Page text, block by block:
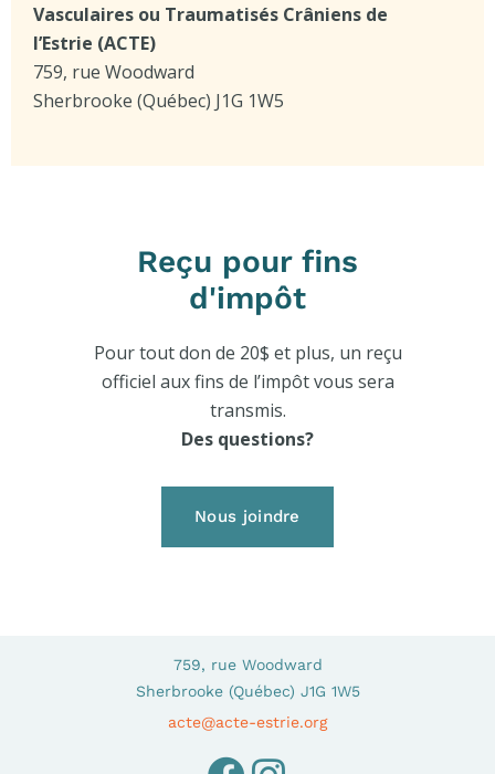
Vasculaires ou Traumatisés Crâniens de
l’Estrie (ACTE)
759, rue Woodward
Sherbrooke (Québec) J1G 1W5
Reçu pour fins
d'impôt
Pour tout don de 20$ et plus, un reçu
officiel aux fins de l’impôt vous sera
transmis.
Des questions?
Nous joindre
759, rue Woodward
Sherbrooke (Québec) J1G 1W5
acte@acte-estrie.org